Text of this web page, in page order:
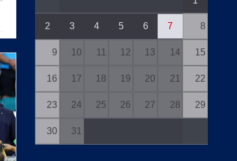
2 3 4 5 6 7 8
9 10 11 12 13 14 15
16 17 18 19 20 21 22
23 24 25 26 27 28 29
30 31